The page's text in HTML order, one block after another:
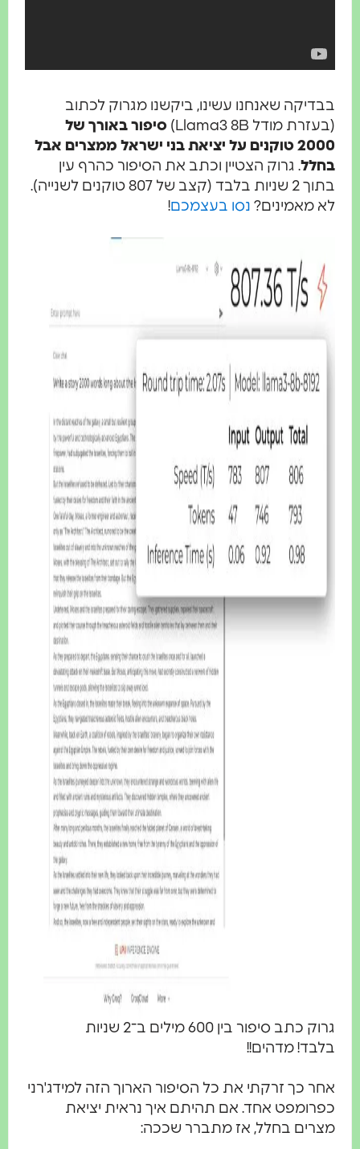
בבדיקה שאנחנו עשינו, ביקשנו מגרוק לכתוב
(בעזרת מודל Llama3 8B)
סיפור באורך של
2000 טוקנים על יציאת בני ישראל ממצרים אבל
בחלל. גרוק הצטיין וכתב את הסיפור כהרף עין
בתוך 2 שניות בלבד (קצב של 807 טוקנים לשנייה).
לא מאמינים? נסו בעצמכם!
גרוק כתב סיפור בין 600 מילים ב־2 שניות
בלבד! מדהים!!
אחר כך זרקתי את כל הסיפור הארוך הזה למידג'רני
כפרומפט אחד. אם תהיתם איך נראית יציאת
מצרים בחלל, אז מתברר שככה: